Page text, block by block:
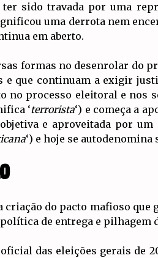
sido travada por uma
uma derrota nem
em aberto.
formas no desenrolar do
e que continuam a exigir
no processo eleitoral e nos
‘terrorista‘) e começa a
e aproveitada por
‘) e hoje se
do pacto mafioso
de entrega e pilhagem
das eleições gerais